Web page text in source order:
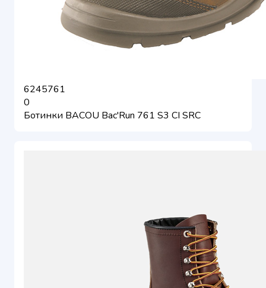
6245761
0
Ботинки BACOU Bac'Run 761 S3 CI SRC